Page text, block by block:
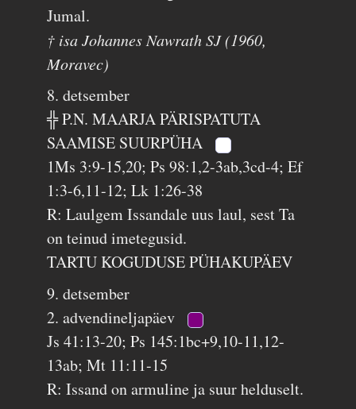
Jumal.
† isa Johannes Nawrath SJ (1960,
Moravec)
8. detsember
╬ P.N. MAARJA PÄRISPATUTA
SAAMISE SUURPÜHA
1Ms 3:9-15,20; Ps 98:1,2-3ab,3cd-4; Ef
1:3-6,11-12; Lk 1:26-38
R: Laulgem Issandale uus laul, sest Ta
on teinud imetegusid.
TARTU KOGUDUSE PÜHAKUPÄEV
9. detsember
2. advendineljapäev
Js 41:13-20; Ps 145:1bc+9,10-11,12-
13ab; Mt 11:11-15
R: Issand on armuline ja suur helduselt.